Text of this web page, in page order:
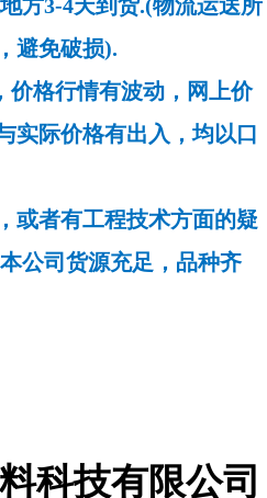
方3-4天到货.(物流运送所
避免破损).
价格行情有波动，网上价
实际价格有出入，均以口
或者有工程技术方面的疑
公司货源充足，品种齐
科技有限公司